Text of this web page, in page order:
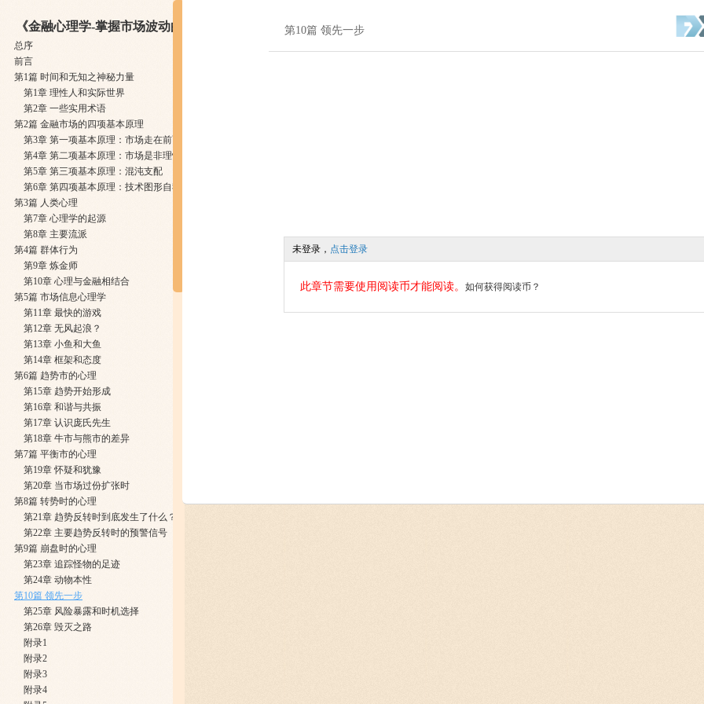
《金融心理学-掌握市场波动的真谛》
总序
前言
第1篇 时间和无知之神秘力量
第1章 理性人和实际世界
第2章 一些实用术语
第2篇 金融市场的四项基本原理
第3章 第一项基本原理：市场走在前面
第4章 第二项基本原理：市场是非理性的
第5章 第三项基本原理：混沌支配
第6章 第四项基本原理：技术图形自我实现
第3篇 人类心理
第7章 心理学的起源
第8章 主要流派
第4篇 群体行为
第9章 炼金师
第10章 心理与金融相结合
第5篇 市场信息心理学
第11章 最快的游戏
第12章 无风起浪？
第13章 小鱼和大鱼
​第14章 框架和态度
第6篇 趋势市的心理
第15章 趋势开始形成
第16章 和谐与共振
第17章 认识庞氏先生
第18章 牛市与熊市的差异
第7篇 平衡市的心理
​第19章 怀疑和犹豫
第20章 当市场过份扩张时
第8篇 转势时的心理
第21章 趋势反转时到底发生了什么？
第22章 主要趋势反转时的预警信号
第9篇 崩盘时的心理
第23章 追踪怪物的足迹
第24章 动物本性
第10篇 领先一步
第25章 风险暴露和时机选择
第26章 毁灭之路
附录1
附录2
附录3
附录4
第10篇 领先一步
未登录， 点击登录
此章节需要使用阅读币才能阅读。 如何获得阅读币？